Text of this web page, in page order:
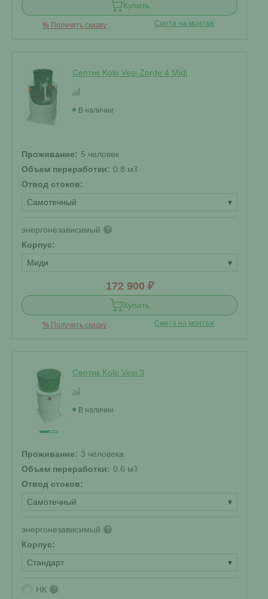
Купить
% Получить скидку Смета на монтаж
Септик Kolo Vesi Zorde 4 Midi
В наличии
Проживание: 5 человек
Объем переработки: 0.8 м3
Отвод стоков:
Самотечный
▾
энергонезависимый ?
Корпус:
Миди
▾
172 900 ₽
Купить
% Получить скидку Смета на монтаж
Септик Kolo Vesi 3
В наличии
Проживание: 3 человека
Объем переработки: 0.6 м3
Отвод стоков:
Самотечный
▾
энергонезависимый ?
Корпус:
Стандарт
▾
НК ?